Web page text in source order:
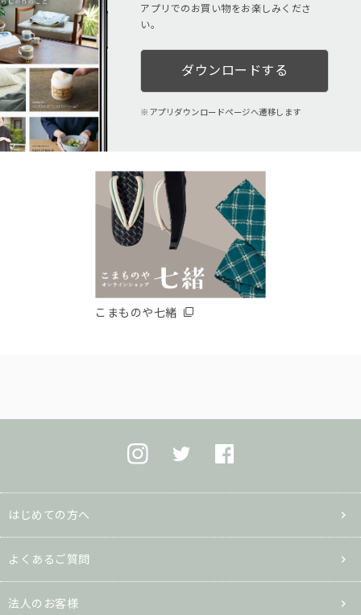
アプリでのお買い物をお楽しみくださ
い。
ダウンロードする
アプリダウンロードページへ遷移します
こまものや七緒
はじめての方へ
よくあるご質問
法人のお客様